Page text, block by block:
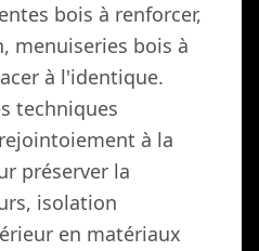
bois à renforcer,
menuiseries bois à
à l'identique.
techniques
à la
préserver la
isolation
en matériaux